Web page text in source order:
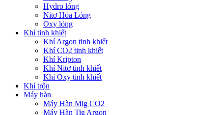
Hydro lỏng
Nitơ Hóa Lỏng
Oxy lỏng
Khí tinh khiết
Khí Argon tinh khiết
Khí CO2 tinh khiết
Khí Kripton
Khí Nitơ tinh khiết
Khí Oxy tinh khiết
Khí trộn
Máy hàn
Máy Hàn Mig CO2
Máy Hàn Tig Argon